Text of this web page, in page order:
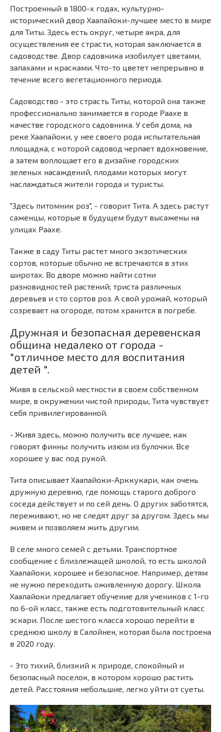
Построенный в 1800-х годах, культурно-
исторический двор Хаапайоки-лучшее место в мире
для Титы. Здесь есть округ, четыре акра, для
осуществления ее страсти, которая заключается в
садоводстве. Двор садовника изобилует цветами,
запахами и красками. Что-то цветет непрерывно в
течение всего вегетационного периода.
Садоводство - это страсть Титы, которой она также
профессионально занимается в городе Раахе в
качестве городского садовника. У себя дома, на
реке Хаапайоки, у нее своего рода испытательная
площадка, с которой садовод черпает вдохновение,
а затем воплощает его в дизайне городских
зеленых насаждений, плодами которых могут
наслаждаться жители города и туристы.
"Здесь питомник роз", - говорит Тита. А здесь растут
саженцы, которые в будущем будут высажены на
улицах Раахе.
Также в саду Титы растет много экзотических
сортов, которые обычно не встречаются в этих
широтах. Во дворе можно найти сотни
разновидностей растений; триста различных
деревьев и сто сортов роз. А свой урожай, который
созревает на огороде, потом хранится в погребе.
Дружная и безопасная деревенская
община недалеко от города -
"отличное место для воспитания
детей ".
Живя в сельской местности в своем собственном
мире, в окружении чистой природы, Тита чувствует
себя привилегированной.
- Живя здесь, можно получить все лучшее, как
говорят финны: получить изюм из булочки. Все
хорошее у вас под рукой.
Тита описывает Хаапайоки-Арккукари, как очень
дружную деревню, где помощь старого доброго
соседа действует и по сей день. О других заботятся,
переживают, но не следят друг за другом. Здесь мы
живем и позволяем жить другим.
В селе много семей с детьми. Транспортное
сообщение с близлежащей школой, то есть школой
Хаапайоки, хорошее и безопасное. Например, детям
не нужно переходить оживленную дорогу. Школа
Хаапайоки предлагает обучение для учеников с 1-го
по 6-ой класс, также есть подготовительный класс
эскари. После шестого класса хорошо перейти в
среднюю школу в Салойнен, которая была построена
в 2020 году.
- Это тихий, близкий к природе, спокойный и
безопасный поселок, в котором хорошо растить
детей. Расстояния небольшие, легко уйти от суеты.